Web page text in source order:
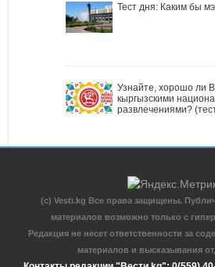
Тест дня: Каким бы
Узнайте, хорошо ли
кыргызскими
развлечениями?
(c) Vesti.kg Все права защищены.
материалов возможно только с
Редакция не несет ответственности за
материалов и высказывания